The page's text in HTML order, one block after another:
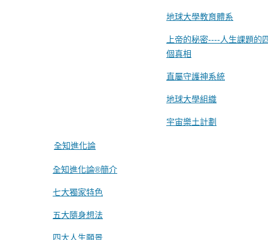
地球大學教育體系
上帝的秘密----人生課題的
個真相
直屬守護神系統
地球大學組織
宇宙樂土計劃
全知進化論
全知進化論®簡介
七大獨家特色
五大隨身想法
四大人生願景